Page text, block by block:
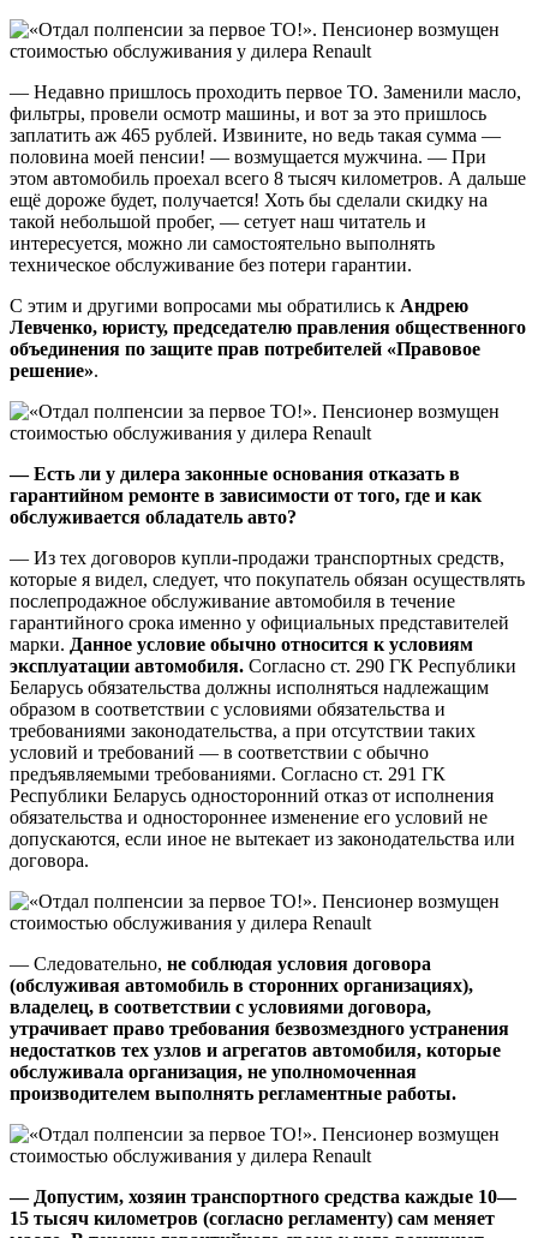
— Недавно пришлось проходить первое ТО. Заменили масло,
фильтры, провели осмотр машины, и вот за это пришлось
заплатить аж 465 рублей. Извините, но ведь такая сумма —
половина моей пенсии! — возмущается мужчина. — При
этом автомобиль проехал всего 8 тысяч километров. А дальше
ещё дороже будет, получается! Хоть бы сделали скидку на
такой небольшой пробег, — сетует наш читатель и
интересуется, можно ли самостоятельно выполнять
техническое обслуживание без потери гарантии.
С этим и другими вопросами мы обратились к Андрею
Левченко, юристу, председателю правления общественного
объединения по защите прав потребителей «Правовое
решение».
— Есть ли у дилера законные основания отказать в
гарантийном ремонте в зависимости от того, где и как
обслуживается обладатель авто?
— Из тех договоров купли-продажи транспортных средств,
которые я видел, следует, что покупатель обязан осуществлять
послепродажное обслуживание автомобиля в течение
гарантийного срока именно у официальных представителей
марки. Данное условие обычно относится к условиям
эксплуатации автомобиля. Согласно ст. 290 ГК Республики
Беларусь обязательства должны исполняться надлежащим
образом в соответствии с условиями обязательства и
требованиями законодательства, а при отсутствии таких
условий и требований — в соответствии с обычно
предъявляемыми требованиями. Согласно ст. 291 ГК
Республики Беларусь односторонний отказ от исполнения
обязательства и одностороннее изменение его условий не
допускаются, если иное не вытекает из законодательства или
договора.
— Следовательно, не соблюдая условия договора
(обслуживая автомобиль в сторонних организациях),
владелец, в соответствии с условиями договора,
утрачивает право требования безвозмездного устранения
недостатков тех узлов и агрегатов автомобиля, которые
обслуживала организация, не уполномоченная
производителем выполнять регламентные работы.
— Допустим, хозяин транспортного средства каждые 10—
15 тысяч километров (согласно регламенту) сам меняет